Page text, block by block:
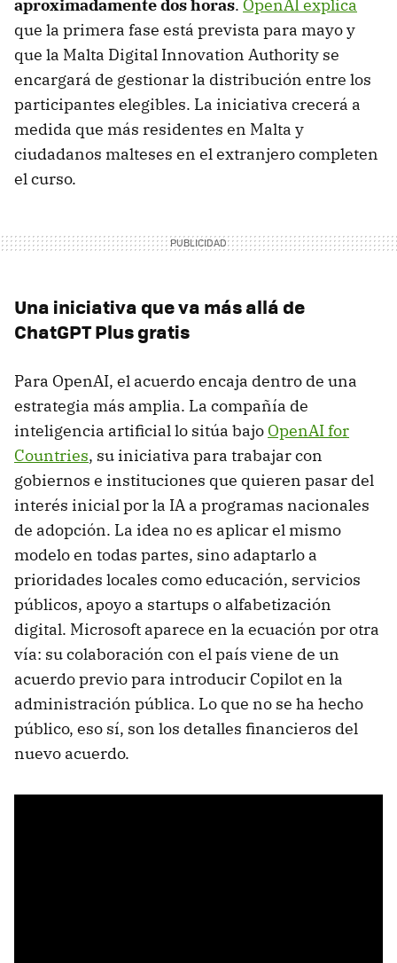
aproximadamente dos horas. OpenAI explica
que la primera fase está prevista para mayo y
que la Malta Digital Innovation Authority se
encargará de gestionar la distribución entre los
participantes elegibles. La iniciativa crecerá a
medida que más residentes en Malta y
ciudadanos malteses en el extranjero completen
el curso.
Una iniciativa que va más allá de
ChatGPT Plus gratis
Para OpenAI, el acuerdo encaja dentro de una
estrategia más amplia. La compañía de
inteligencia artificial lo sitúa bajo OpenAI for
Countries, su iniciativa para trabajar con
gobiernos e instituciones que quieren pasar del
interés inicial por la IA a programas nacionales
de adopción. La idea no es aplicar el mismo
modelo en todas partes, sino adaptarlo a
prioridades locales como educación, servicios
públicos, apoyo a startups o alfabetización
digital. Microsoft aparece en la ecuación por otra
vía: su colaboración con el país viene de un
acuerdo previo para introducir Copilot en la
administración pública. Lo que no se ha hecho
público, eso sí, son los detalles financieros del
nuevo acuerdo.